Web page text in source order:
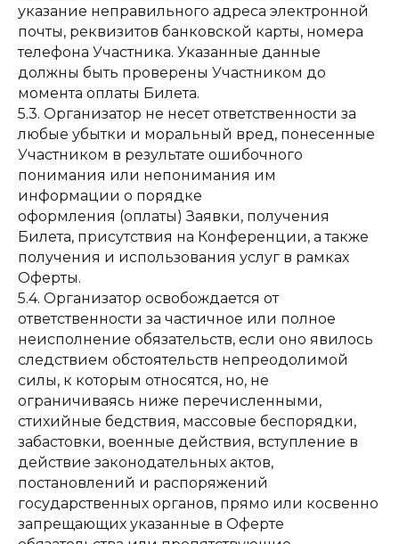
указание неправильного адреса электронной
почты, реквизитов банковской карты, номера
телефона Участника. Указанные данные
должны быть проверены Участником до
момента оплаты Билета.
5.3. Организатор не несет ответственности за
любые убытки и моральный вред, понесенные
Участником в результате ошибочного
понимания или непонимания им
информации о порядке
оформления (оплаты) Заявки, получения
Билета, присутствия на Конференции, а также
получения и использования услуг в рамках
Оферты.
5.4. Организатор освобождается от
ответственности за частичное или полное
неисполнение обязательств, если оно явилось
следствием обстоятельств непреодолимой
силы, к которым относятся, но, не
ограничиваясь ниже перечисленными,
стихийные бедствия, массовые беспорядки,
забастовки, военные действия, вступление в
действие законодательных актов,
постановлений и распоряжений
государственных органов, прямо или косвенно
запрещающих указанные в Оферте